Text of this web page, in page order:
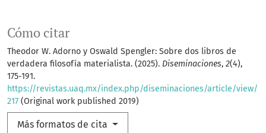
Cómo citar
Theodor W. Adorno y Oswald Spengler: Sobre dos libros de
verdadera filosofía materialista. (2025). Diseminaciones, 2(4),
175-191.
https://revistas.uaq.mx/index.php/diseminaciones/article/view/
217 (Original work published 2019)
Más formatos de cita